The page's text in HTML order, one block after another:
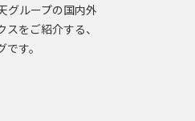
グループの国内外
をご紹介する、
す。